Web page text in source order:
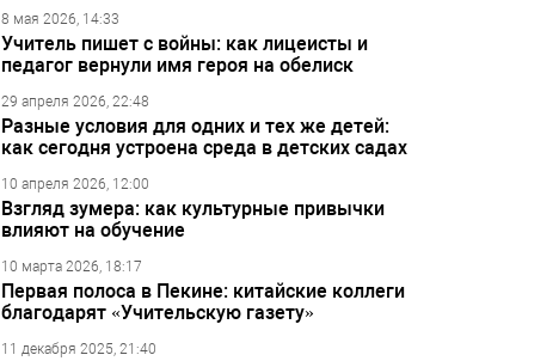
8 мая 2026, 14:33
Учитель пишет с войны: как лицеисты и
педагог вернули имя героя на обелиск
29 апреля 2026, 22:48
Разные условия для одних и тех же детей:
как сегодня устроена среда в детских садах
10 апреля 2026, 12:00
Взгляд зумера: как культурные привычки
влияют на обучение
10 марта 2026, 18:17
Первая полоса в Пекине: китайские коллеги
благодарят «Учительскую газету»
11 декабря 2025, 21:40